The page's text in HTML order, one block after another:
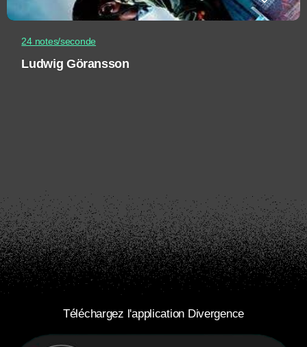
24 notes/seconde
Ludwig Göransson
Téléchargez l'application Divergence